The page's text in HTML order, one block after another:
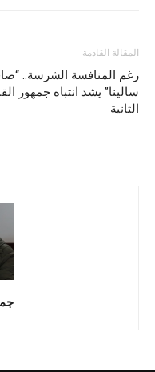
المقالة القادمة
رغم المنافسة الشرسة..
سالينا” يشد انتباه جمهور
الثانية